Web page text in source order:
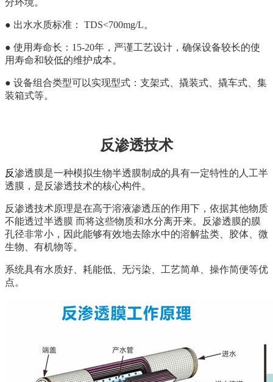
● 出水水质标准： TDS<700mg/L。
● 使用寿命长：15-20年，严谨工艺设计，确保设备较长的使
用寿命和较低的维护成本。
● 设备组合类型可以实现型式：支架式、撬装式、撬车式、集
装箱式等。
反渗透技术
反渗透膜是一种模拟生物半透膜制成的具有一定特性的人工半
透膜，是反渗透技术的核心构件。
反渗透技术原理是在高于溶液渗透压的作用下，依据其他物质
不能透过半透膜 而将这些物质和水分离开来。反渗透膜的膜
孔径非常小，因此能够有效地去除水中的溶解盐类、胶体、微
生物、有机物等。
系统具有水质好、耗能低、无污染、工艺简单、操作简便等优
点。